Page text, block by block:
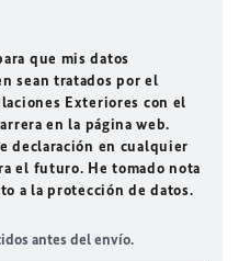
que mis datos
sean tratados por el
Exteriores con el
en la página web.
declaración en cualquier
el futuro. He tomado nota
a la protección de datos.
antes del envío.